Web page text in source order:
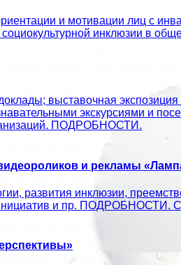
и мотивации лиц с
и социокультурной
выставочная
экскурсиями и
ПОДРОБНОСТИ.
и рекламы
развития инклюзии,
инициатив и пр.